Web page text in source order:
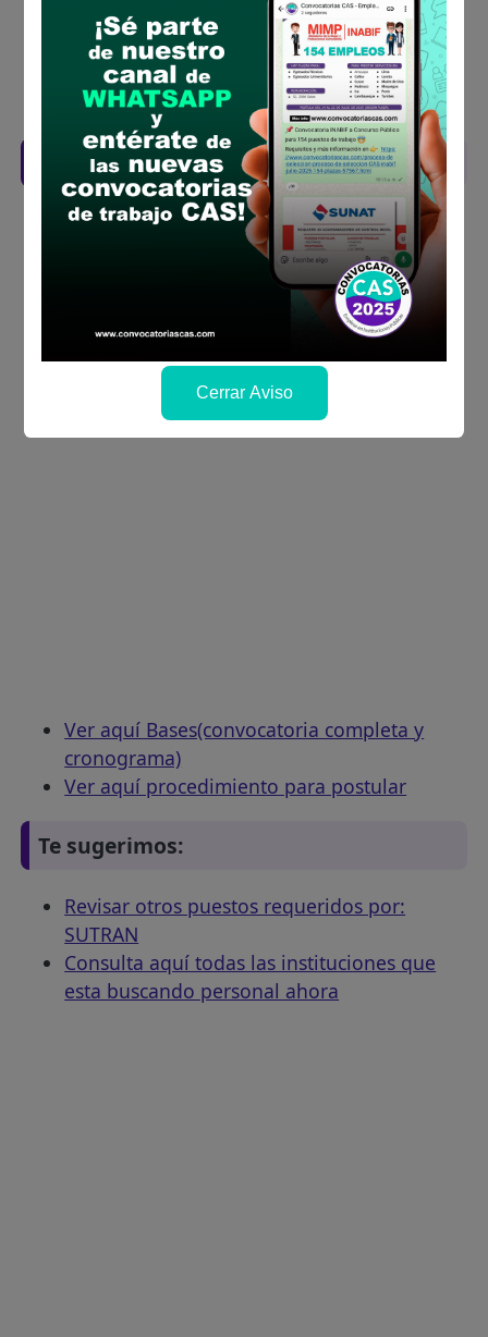
la fechas y por los medios que indica las
bases
Revisar el cronograma para conocer cuando
se publicará los resultados
Descarga aquí las Bases
Ver aquí Bases(convocatoria completa y
cronograma)
Ver aquí procedimiento para postular
Te sugerimos:
Revisar otros puestos requeridos por:
SUTRAN
Consulta aquí todas las instituciones que
esta buscando personal ahora
Cerrar Aviso